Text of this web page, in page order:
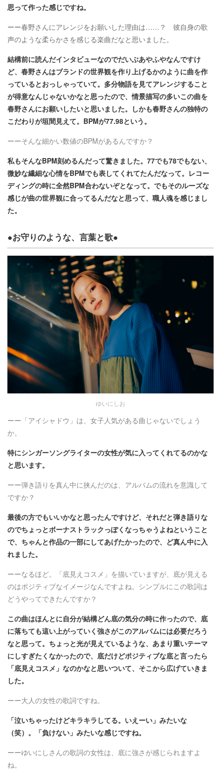
思って作った感じですね。
ーー春野さんにアレンジをお願いした理由は……？ 彼自身の歌
声のような柔らかさを感じる楽曲だなと思いました。
結構前に読んだインタビューなのでだいぶあやふやなんですけ
ど、春野さんはブランドの世界観を作り上げるかのように曲を作
っているとおっしゃっていて。多分物語を見てアレンジすること
が得意なんじゃないかなと思ったので、情景描写の多いこの曲を
春野さんにお願いしたいと思いました。しかも春野さんの独特の
こだわりが垣間見えて。BPMが77.98という。
ーーそんな細かい数値のBPMがあるんですか？
私もそんなBPM刻めるんだって驚きました。77でも78でもない、
微妙な繊細な心情をBPMでも表してくれてたんだなって。レコー
ディングの時に全然BPM合わないぞとなって。でもそのルーズな
感じが曲の世界観に合ってるんだなと思って、職人魂を感じまし
た。
●お守りのような、言葉と歌●
ゆいにしお
ーー「アイシャドウ」は、女子人気がある曲じゃないでしょう
か。
特にシンガーソングライターの女性が気に入ってくれてるのかな
と思います。
ーー弾き語りを真ん中に挟んだのは、アルバムの流れを意識して
ですか？
最後の方でもいいかなと思ったんですけど、それだと弾き語りな
のでちょっとボーナストラックっぽくなっちゃうよねということ
で、ちゃんと作品の一部にしてあげたかったので、ど真ん中に入
れました。
ーーなるほど。「底見えコスメ」を描いていますが、底が見える
のはポジティブなイメージなんですよね。シンプルにこの歌詞は
どうやってできたんですか？
この曲はほんとに自分が結構どん底の気分の時に作ったので、底
に落ちても這い上がっていく強さがこのアルバムには必要だろう
なと思って。ちょっと光が見えているような、あまり重いテーマ
にしすぎたくなかったので、底だけどポジティブな底と言ったら
「底見えコスメ」なのかなと思いついて、そこから広げていきま
した。
ーー大人の女性の歌詞ですね。
「泣いちゃったけどキラキラしてる。いえーい」みたいな
（笑）。「負けない」みたいな感じですね。
ーーゆいにしさんの歌詞の女性は、底に強さが感じられますよ
ね。